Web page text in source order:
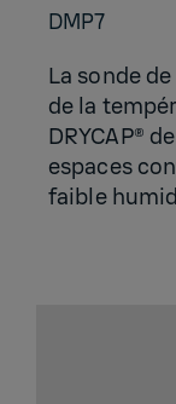
DMP7
La sonde
de la
DRYCAP®
espaces
faible